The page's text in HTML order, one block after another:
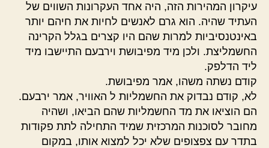
עיקרון המהירות הזה, היה אחד העקרונות השווים של
העתיד שהיה. הוא גרם לאנשים לחיות את חיהם יותר
באינטנסיביות למרות שהם היו קצרים בגלל הקרינה
החשמליצת. ולכן מיד מפיבושת וירבעם התיישבו מיד
ליד הדלפק.
קודם נשתה משהו, אמר מפיבושת.
לא, קודם נבדוק את החשמליות ל האוויר, אמר ירבעם.
הם הוציאו את מד החשמליות שהם הביאו, ושהיה
מחובר לסוכנות המרכזית שמיד התחילה לתת פקודות
בתדר עם צפצופים שלא יכל למצוא אותו, במקום